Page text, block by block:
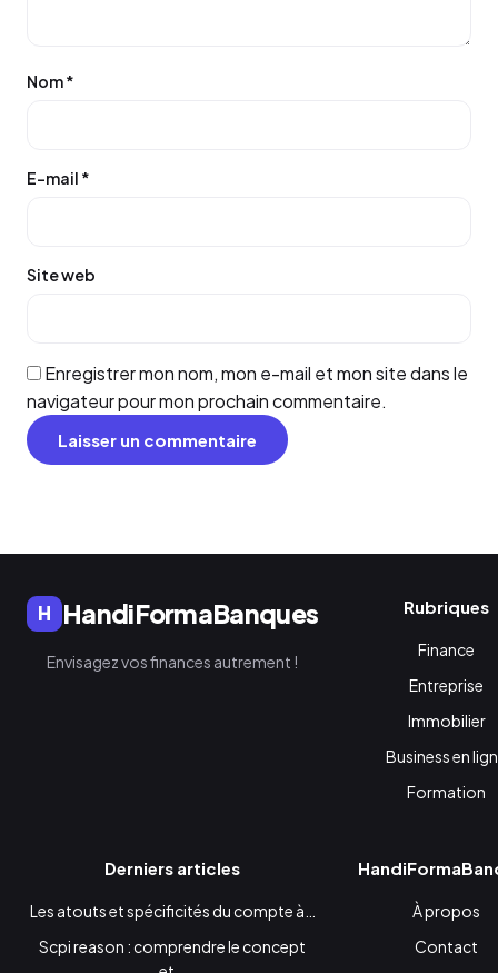
Nom*
E-mail *
Site web
Enregistrer mon nom, mon e-mail et mon site dans le
navigateur pour mon prochain commentaire.
H HandiFormaBanques
Envisagez vos finances autrement !
Rubriques
Finance
Entreprise
Immobilier
Business en
Formation
Derniers articles
Les atouts et spécificités du compte à…
Scpi reason : comprendre le concept
À propos
Contact